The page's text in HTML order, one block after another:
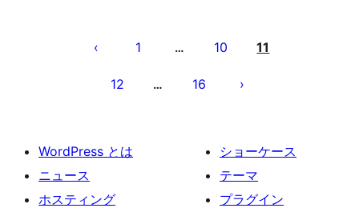
送
り
1 … 10 11
12 … 16
WordPress とは
ニュース
ホスティング
ショーケース
テーマ
プラグイン